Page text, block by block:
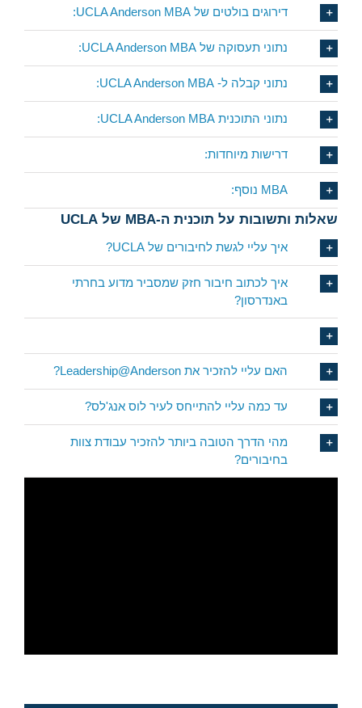
דירוגים בולטים של UCLA Anderson MBA:
נתוני תעסוקה של UCLA Anderson MBA:
נתוני קבלה ל- UCLA Anderson MBA:
נתוני התוכנית UCLA Anderson MBA:
דרישות מיוחדות:
MBA נוסף:
שאלות ותשובות על תוכנית ה-MBA של UCLA
איך עליי לגשת לחיבורים של UCLA?
איך לכתוב חיבור חזק שמסביר מדוע בחרתי
באנדרסון?
האם עליי להזכיר את Leadership@Anderson?
עד כמה עליי להתייחס לעיר לוס אנג'לס?
מהי הדרך הטובה ביותר להזכיר עבודת צוות
בחיבורים?